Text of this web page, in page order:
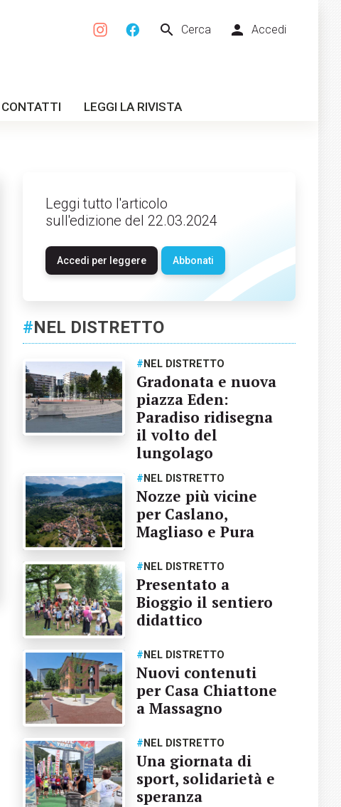
search Cerca person Accedi
CONTATTI LEGGI LA RIVISTA
Leggi tutto l'articolo
sull'edizione del 22.03.2024
Accedi per leggere Abbonati
#NEL DISTRETTO
# NEL DISTRETTO
Gradonata e nuova
piazza Eden:
Paradiso ridisegna
il volto del
lungolago
# NEL DISTRETTO
Nozze più vicine
per Caslano,
Magliaso e Pura
# NEL DISTRETTO
Presentato a
Bioggio il sentiero
didattico
# NEL DISTRETTO
Nuovi contenuti
per Casa Chiattone
a Massagno
# NEL DISTRETTO
Una giornata di
sport, solidarietà e
speranza